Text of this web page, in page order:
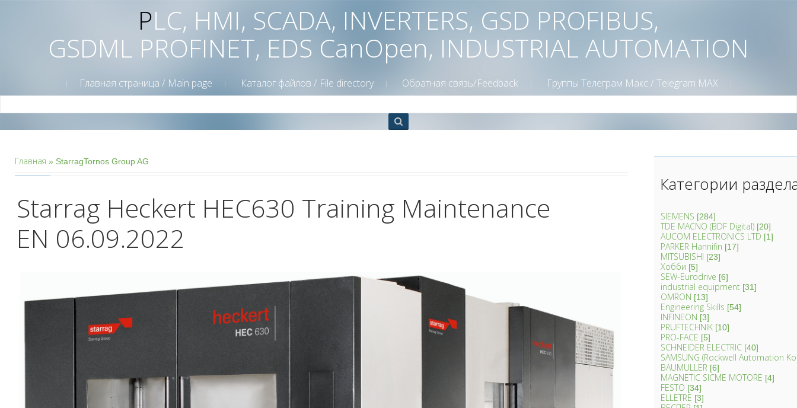
PLC, HMI, SCADA, INVERTERS, GSD PROFIBUS,
GSDML PROFINET, EDS CanOpen, INDUSTRIAL AUTOMATION
Главная страница / Main page Каталог файлов / File directory Обратная связь/Feedback Группы Телеграм Mакс / Telegram MAX
Главная » StarragTornos Group AG
Starrag Heckert HEC630 Training Maintenance
EN 06.09.2022
Категории
SIEMENS [284]
TDE MACNO (BDF Digital) [20]
AUCOM ELECTRONICS LTD [1]
PARKER Hannifin [17]
MITSUBISHI [23]
Хобби [5]
SEW-Eurodrive [6]
industrial equipment [31]
OMRON [13]
Engineering Skills [54]
INFINEON [3]
PRUFTECHNIK [10]
PRO-FACE [5]
SCHNEIDER ELECTRIC [40]
SAMSUNG (Rockwell Automation
BAUMULLER [6]
MAGNETIC SICME MOTORE [4]
FESTO [34]
ELLETRE [3]